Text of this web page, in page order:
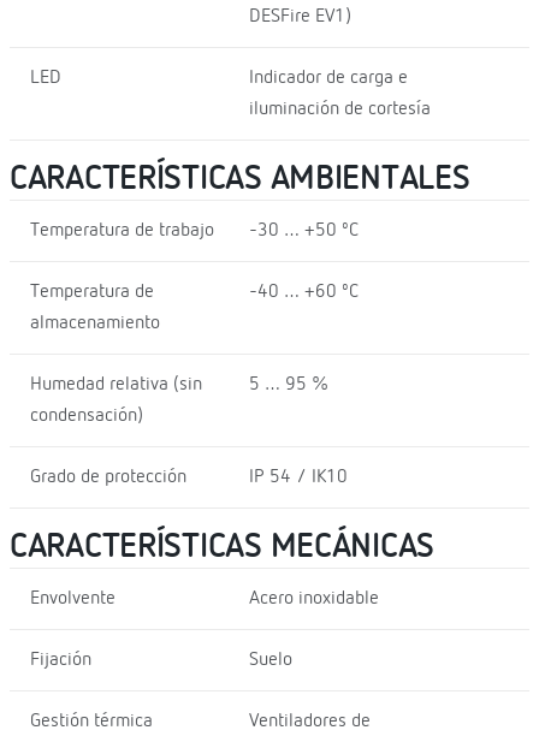
DESFire EV1)
LED
Indicador de carga e
iluminación de cortesía
CARACTERÍSTICAS AMBIENTALES
Temperatura de trabajo -30 … +50 ºC
Temperatura de
almacenamiento
-40 … +60 ºC
Humedad relativa (sin
condensación)
5 … 95 %
Grado de protección IP 54 / IK10
CARACTERÍSTICAS MECÁNICAS
Envolvente Acero inoxidable
Fijación Suelo
Gestión térmica
Ventiladores de